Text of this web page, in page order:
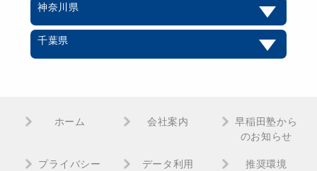
神奈川県
千葉県
ホーム 会社案内
早稲田塾から
のお知らせ
プライバシー
データ利用 推奨環境